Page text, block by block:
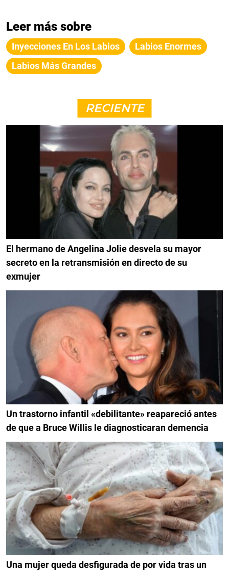
Leer más sobre
Inyecciones En Los Labios
Labios Enormes
Labios Más Grandes
RECIENTE
El hermano de Angelina Jolie desvela su mayor
secreto en la retransmisión en directo de su
exmujer
Un trastorno infantil «debilitante» reapareció antes
de que a Bruce Willis le diagnosticaran demencia
Una mujer queda desfigurada de por vida tras un